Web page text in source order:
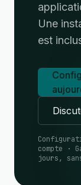
Une
est
compte ·
jours,